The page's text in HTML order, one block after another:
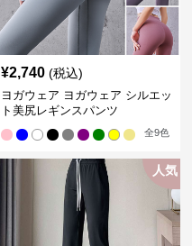
¥2,740 (税込)
ヨガウェア ヨガウェア シルエッ
ト美尻レギンスパンツ
全9色
人気